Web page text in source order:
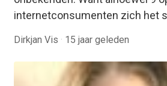
internetconsumenten zich het
Dirkjan Vis · 15 jaar geleden